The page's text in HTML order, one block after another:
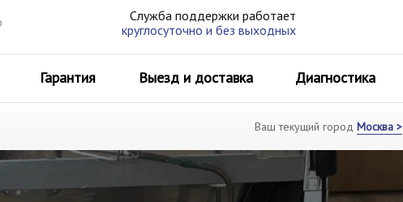
Служба поддержки работает
круглосуточно и без выходных
Гарантия Выезд и доставка Диагностика
Ваш текущий город Москва >